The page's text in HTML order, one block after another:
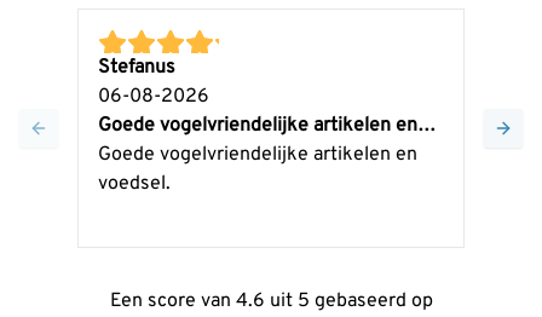
Stefanus
06-08-2026
Goede vogelvriendelijke artikelen en…
Goede vogelvriendelijke artikelen en
voedsel.
Een score van 4.6 uit 5 gebaseerd op